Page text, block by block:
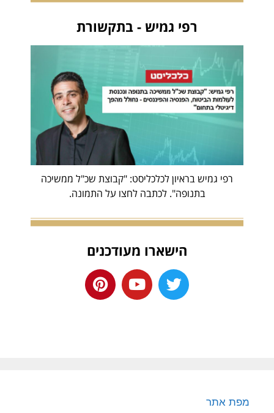
רפי גמיש - בתקשורת
רפי גמיש בראיון לכלכליסט: "קבוצת שכ"ל ממשיכה
בתנופה". לכתבה לחצו על התמונה.
הישארו מעודכנים
מפת אתר